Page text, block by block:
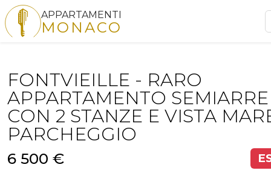
APPARTAMENTI
MONACO
FONTVIEILLE - RARO
APPARTAMENTO
CON 2 STANZE E VISTA
PARCHEGGIO
6 500 €